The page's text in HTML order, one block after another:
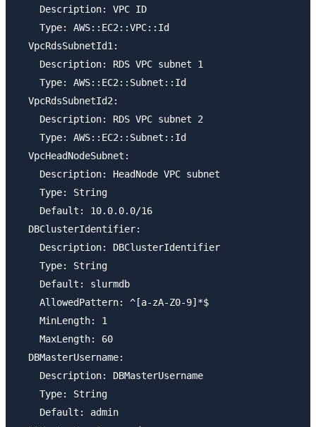
    Description: VPC ID
    Type: AWS::EC2::VPC::Id
  VpcRdsSubnetId1:
    Description: RDS VPC subnet 1
    Type: AWS::EC2::Subnet::Id
  VpcRdsSubnetId2:
    Description: RDS VPC subnet 2
    Type: AWS::EC2::Subnet::Id
  VpcHeadNodeSubnet:
    Description: HeadNode VPC subnet
    Type: String
    Default: 10.0.0.0/16
  DBClusterIdentifier:
    Description: DBClusterIdentifier
    Type: String
    Default: slurmdb
    AllowedPattern: ^[a-zA-Z0-9]*$
    MinLength: 1
    MaxLength: 60
  DBMasterUsername:
    Description: DBMasterUsername
    Type: String
    Default: admin